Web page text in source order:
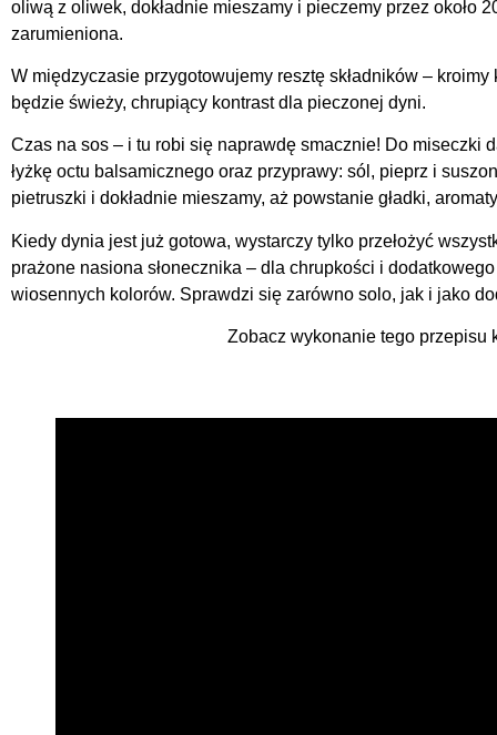
oliwą z oliwek, dokładnie mieszamy i pieczemy przez około
zarumieniona.
W międzyczasie przygotowujemy resztę składników –
będzie świeży, chrupiący kontrast dla pieczonej dyni.
Czas na sos – i tu robi się naprawdę smacznie! Do miseczki
łyżkę octu balsamicznego oraz przyprawy: sól, pieprz i
pietruszki i dokładnie mieszamy, aż powstanie gładki,
Kiedy dynia jest już gotowa, wystarczy tylko przełożyć
prażone nasiona słonecznika – dla chrupkości i
wiosennych kolorów. Sprawdzi się zarówno solo, jak i jako
Zobacz wykonanie tego przepisu